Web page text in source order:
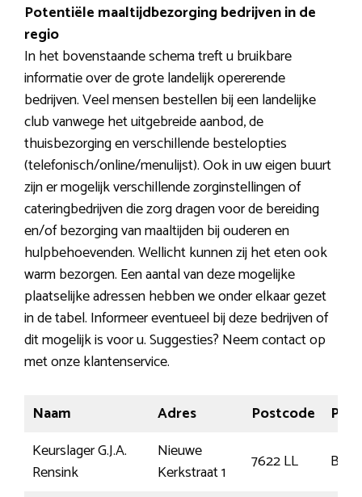
Potentiële maaltijdbezorging bedrijven in de
regio
In het bovenstaande schema treft u bruikbare
informatie over de grote landelijk opererende
bedrijven. Veel mensen bestellen bij een landelijke
club vanwege het uitgebreide aanbod, de
thuisbezorging en verschillende bestelopties
(telefonisch/online/menulijst). Ook in uw eigen buurt
zijn er mogelijk verschillende zorginstellingen of
cateringbedrijven die zorg dragen voor de bereiding
en/of bezorging van maaltijden bij ouderen en
hulpbehoevenden. Wellicht kunnen zij het eten ook
warm bezorgen. Een aantal van deze mogelijke
plaatselijke adressen hebben we onder elkaar gezet
in de tabel. Informeer eventueel bij deze bedrijven of
dit mogelijk is voor u. Suggesties? Neem contact op
met onze klantenservice.
Naam Adres Postcode
Keurslager G.J.A.
Rensink
Nieuwe
Kerkstraat 1
7622 LL